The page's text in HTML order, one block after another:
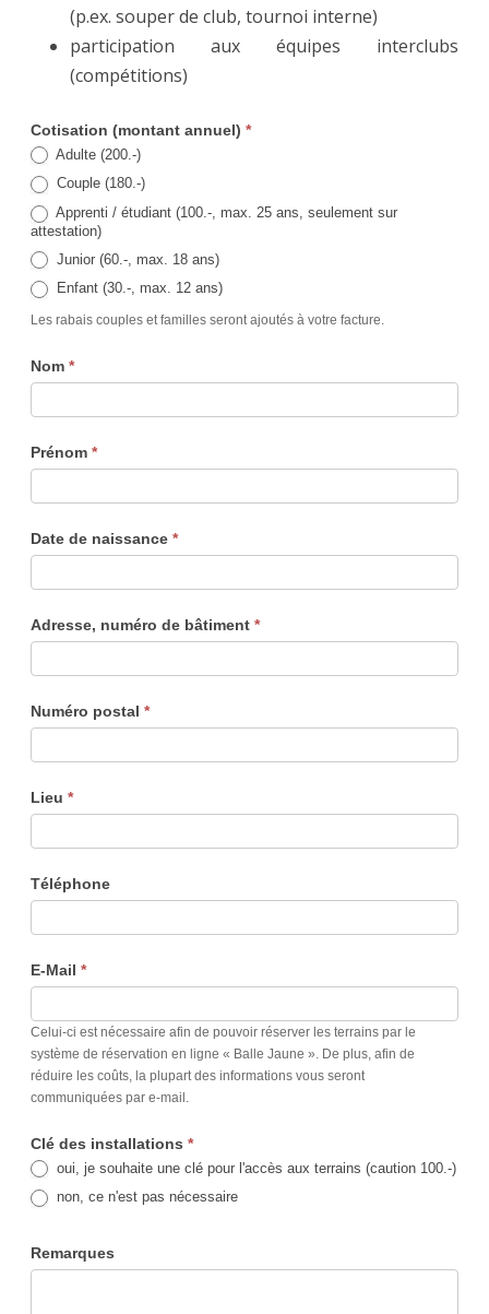
(p.ex. souper de club, tournoi interne)
participation aux équipes interclubs
(compétitions)
Adhésion
au
Tennis
Club
Romont
Cotisation (montant annuel) *
Adulte (200.-)
Couple (180.-)
Apprenti / étudiant (100.-, max. 25 ans, seulement sur
attestation)
Junior (60.-, max. 18 ans)
Enfant (30.-, max. 12 ans)
Les rabais couples et familles seront ajoutés à votre facture.
Nom *
Prénom *
Date de naissance *
Adresse, numéro de bâtiment *
Numéro postal *
Lieu *
Téléphone
E-Mail *
Celui-ci est nécessaire afin de pouvoir réserver les terrains par le
système de réservation en ligne « Balle Jaune ». De plus, afin de
réduire les coûts, la plupart des informations vous seront
communiquées par e-mail.
Clé des installations *
oui, je souhaite une clé pour l'accès aux terrains (caution 100.-)
non, ce n'est pas nécessaire
Remarques